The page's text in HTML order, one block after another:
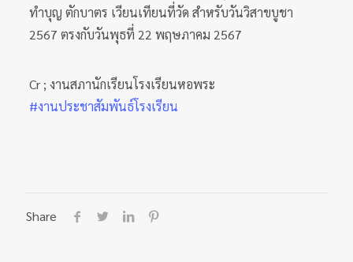
ทำบุญ ตักบาตร เวียนเทียนที่วัด สำหรับวันวิสาขบูชา
2567 ตรงกับวันพุธที่ 22 พฤษภาคม 2567
Cr ; งานสภานักเรียนโรงเรียนหอพระ
#งานประชาสัมพันธ์โรงเรียน
Share